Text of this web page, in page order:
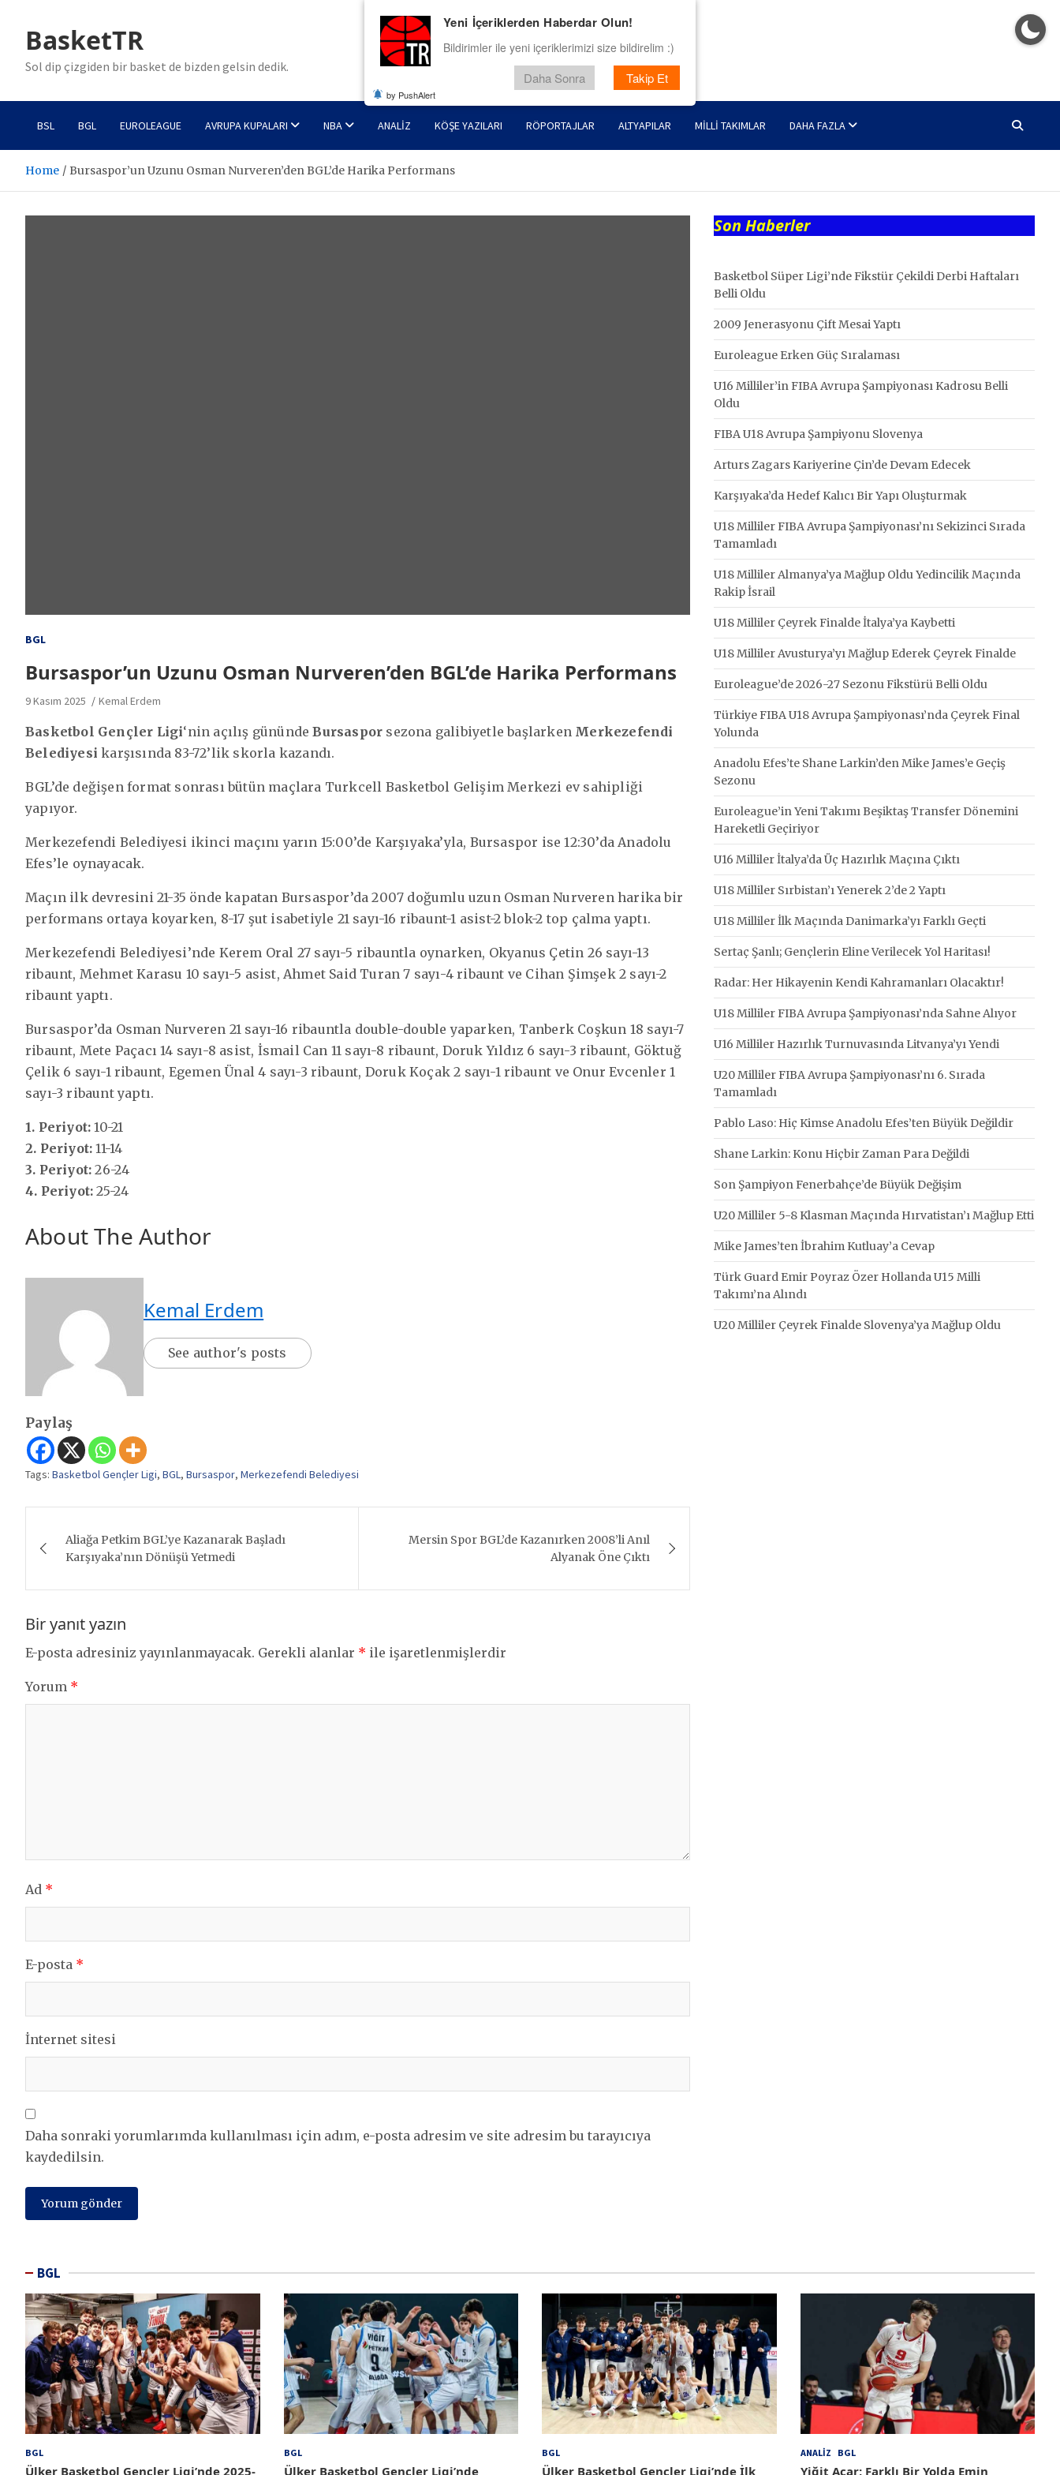
contentBasketTR
Sol dip çizgiden bir basket de bizden gelsin dedik.
BSL BGL EUROLEAGUE AVRUPA KUPALARI NBA ANALIZ KÖŞE YAZILARI RÖPORTAJLAR ALTYAPILAR MILLI TAKIMLAR DAHA FAZLA
Home Bursaspor’un Uzunu Osman Nurveren’den BGL’de Harika Performans
BGL
Bursaspor’un Uzunu Osman Nurveren’den BGL’de Harika Performans
9 Kasım 2025 Kemal Erdem
Basketbol Gençler Ligi‘nin açılış günündeBursaspor sezona galibiyetle başlarken Merkezefendi
Belediyesi karşısında 83-72’lik skorla kazandı.
BGL’de değişen format sonrası bütün maçlara Turkcell Basketbol Gelişim Merkezi ev sahipliği
yapıyor.
Merkezefendi Belediyesi ikinci maçını yarın 15:00’de Karşıyaka’yla, Bursaspor ise 12:30’da Anadolu
Efes’le oynayacak.
Maçın ilk devresini 21-35 önde kapatan Bursaspor’da 2007 doğumlu uzun Osman Nurveren harika bir
performans ortaya koyarken, 8-17 şut isabetiyle 21 sayı-16 ribaunt-1 asist-2 blok-2 top çalma yaptı.
Merkezefendi Belediyesi’nde Kerem Oral 27 sayı-5 ribauntla oynarken, Okyanus Çetin 26 sayı-13
ribaunt, Mehmet Karasu 10 sayı-5 asist, Ahmet Said Turan 7 sayı-4 ribaunt ve Cihan Şimşek 2 sayı-2
ribaunt yaptı.
Bursaspor’da Osman Nurveren 21 sayı-16 ribauntla double-double yaparken, Tanberk Coşkun 18 sayı-7
ribaunt, Mete Paçacı 14 sayı-8 asist, İsmail Can 11 sayı-8 ribaunt, Doruk Yıldız 6 sayı-3 ribaunt, Göktuğ
Çelik 6 sayı-1 ribaunt, Egemen Ünal 4 sayı-3 ribaunt, Doruk Koçak 2 sayı-1 ribaunt ve Onur Evcenler 1
sayı-3 ribaunt yaptı.
1. Periyot: 10-21
2. Periyot: 11-14
3. Periyot: 26-24
4. Periyot: 25-24
About The Author
Kemal Erdem
See author's posts
Paylaş
Tags: Basketbol Gençler Ligi, BGL, Bursaspor, Merkezefendi Belediyesi
gezinmesi
Aliağa Petkim BGL’ye Kazanarak Başladı
Karşıyaka’nın Dönüşü Yetmedi
Mersin Spor BGL’de Kazanırken 2008’li Anıl
Alyanak Öne Çıktı
Bir yanıt yazın
E-posta adresiniz yayınlanmayacak. Gerekli alanlar * ile işaretlenmişlerdir
Yorum *
Ad *
E-posta *
İnternet sitesi
Daha sonraki yorumlarımda kullanılması için adım, e-posta adresim ve site adresim bu tarayıcıya
kaydedilsin.
Son Haberler
Basketbol Süper Ligi’nde Fikstür Çekildi Derbi Haftaları
Belli Oldu
2009 Jenerasyonu Çift Mesai Yaptı
Euroleague Erken Güç Sıralaması
U16 Milliler’in FIBA Avrupa Şampiyonası Kadrosu Belli
Oldu
FIBA U18 Avrupa Şampiyonu Slovenya
Arturs Zagars Kariyerine Çin’de Devam Edecek
Karşıyaka’da Hedef Kalıcı Bir Yapı Oluşturmak
U18 Milliler FIBA Avrupa Şampiyonası’nı Sekizinci Sırada
Tamamladı
U18 Milliler Almanya’ya Mağlup Oldu Yedincilik Maçında
Rakip İsrail
U18 Milliler Çeyrek Finalde İtalya’ya Kaybetti
U18 Milliler Avusturya’yı Mağlup Ederek Çeyrek Finalde
Euroleague’de 2026-27 Sezonu Fikstürü Belli Oldu
Türkiye FIBA U18 Avrupa Şampiyonası’nda Çeyrek Final
Yolunda
Anadolu Efes’te Shane Larkin’den Mike James’e Geçiş
Sezonu
Euroleague’in Yeni Takımı Beşiktaş Transfer Dönemini
Hareketli Geçiriyor
U16 Milliler İtalya’da Üç Hazırlık Maçına Çıktı
U18 Milliler Sırbistan’ı Yenerek 2’de 2 Yaptı
U18 Milliler İlk Maçında Danimarka’yı Farklı Geçti
Sertaç Şanlı; Gençlerin Eline Verilecek Yol Haritası!
Radar: Her Hikayenin Kendi Kahramanları Olacaktır!
U18 Milliler FIBA Avrupa Şampiyonası’nda Sahne Alıyor
U16 Milliler Hazırlık Turnuvasında Litvanya’yı Yendi
U20 Milliler FIBA Avrupa Şampiyonası’nı 6. Sırada
Tamamladı
Pablo Laso: Hiç Kimse Anadolu Efes’ten Büyük Değildir
Shane Larkin: Konu Hiçbir Zaman Para Değildi
Son Şampiyon Fenerbahçe’de Büyük Değişim
U20 Milliler 5-8 Klasman Maçında Hırvatistan’ı Mağlup Etti
Mike James’ten İbrahim Kutluay’a Cevap
Türk Guard Emir Poyraz Özer Hollanda U15 Milli
Takımı’na Alındı
U20 Milliler Çeyrek Finalde Slovenya’ya Mağlup Oldu
BGL
BGL
Ülker Basketbol Gençler Ligi’nde 2025-
BGL
Ülker Basketbol Gençler Ligi’nde
BGL
Ülker Basketbol Gençler Ligi’nde İlk
ANALIZ BGL
Yiğit Açar; Farklı Bir Yolda Emin
Yeni İçeriklerden Haberdar Olun!
Bildirimler ile yeni içeriklerimizi size bildirelim :)
Daha Sonra Takip Et
by PushAlert